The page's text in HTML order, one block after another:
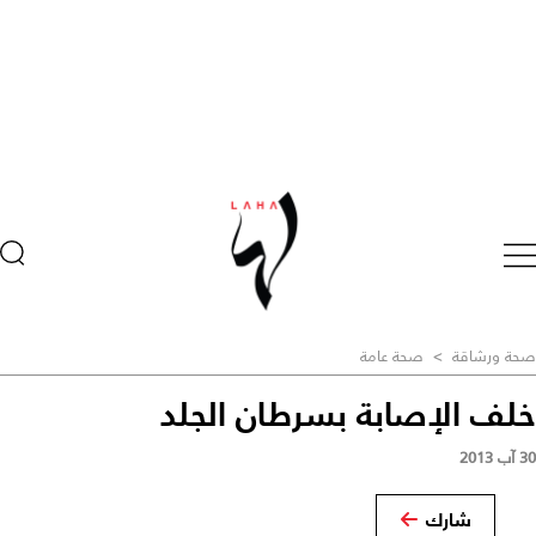
صحة ورشاقة > صحة عامة
خلف الإصابة بسرطان الجلد
30 آب 2013
شارك